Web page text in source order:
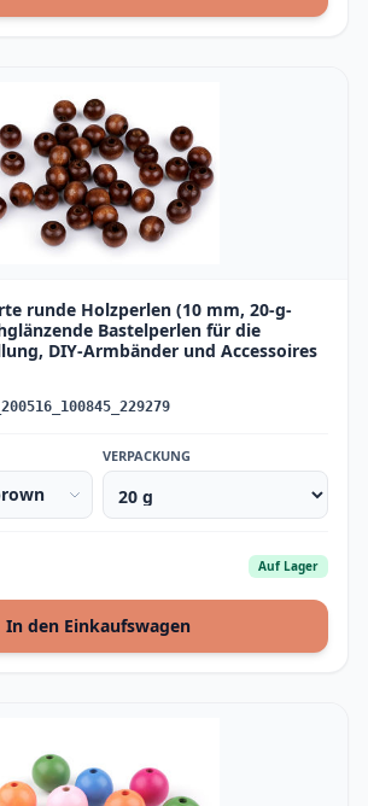
runde Holzperlen (10 mm, 20-g-
Bastelperlen für die
DIY-Armbänder und Accessoires
VERPACKUNG
Auf Lager
In den Einkaufswagen